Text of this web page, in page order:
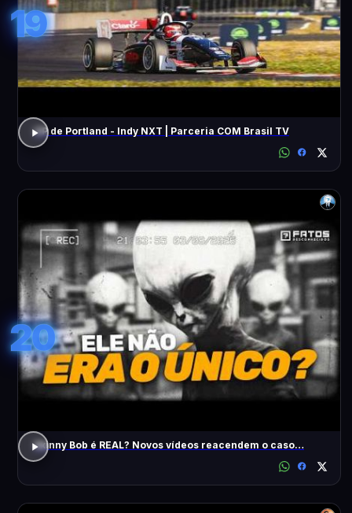
19
GP de Portland - Indy NXT | Parceria COM Brasil TV
20
Skinny Bob é REAL? Novos vídeos reacendem o caso…